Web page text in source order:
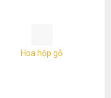
Hoa hộp gỗ